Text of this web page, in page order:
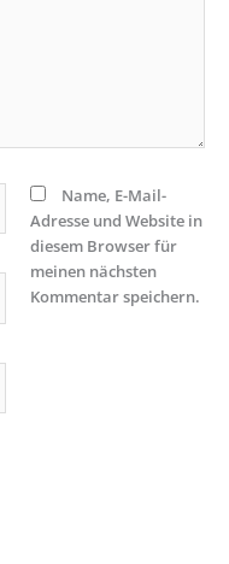
Name, E-Mail-
Adresse und Website in
diesem Browser für
meinen nächsten
Kommentar speichern.